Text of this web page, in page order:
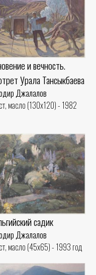
и вечность.
Урала Тансыкбаева
Джалалов
масло (130x120) - 1982
садик
Джалалов
масло (45x65) - 1993 год